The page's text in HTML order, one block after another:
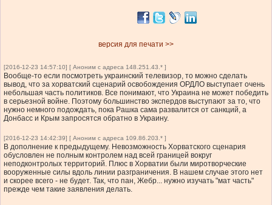
версия для печати >>
[2016-12-23 14:57:10] [ Аноним с адреса 148.251.43.* ]
Вообще-то если посмотреть украинский телевизор, то можно сделать
вывод, что за хорватский сценарий освобождения ОРДЛО выступает очень
небольшая часть политиков. Все понимают, что Украина не может победить
в серьезной войне. Поэтому большинство экспердов выступают за то, что
нужно немного подождать, пока Рашка сама развалится от санкций, а
Донбасс и Крым запросятся обратно в Украину.
[2016-12-23 14:42:39] [ Аноним с адреса 109.86.203.* ]
В дополнение к предыдущему. Невозможность Хорватского сценария
обусловлен не полным контролем над всей границей вокруг
неподконтролых территорий. Плюс в Хорватии были миротворческие
вооруженные силы вдоль линии разграничения. В нашем случае этого нет
и скорее всего - не будет. Так, что пан, Жебр... нужно изучать "мат часть"
прежде чем такие заявления делать.